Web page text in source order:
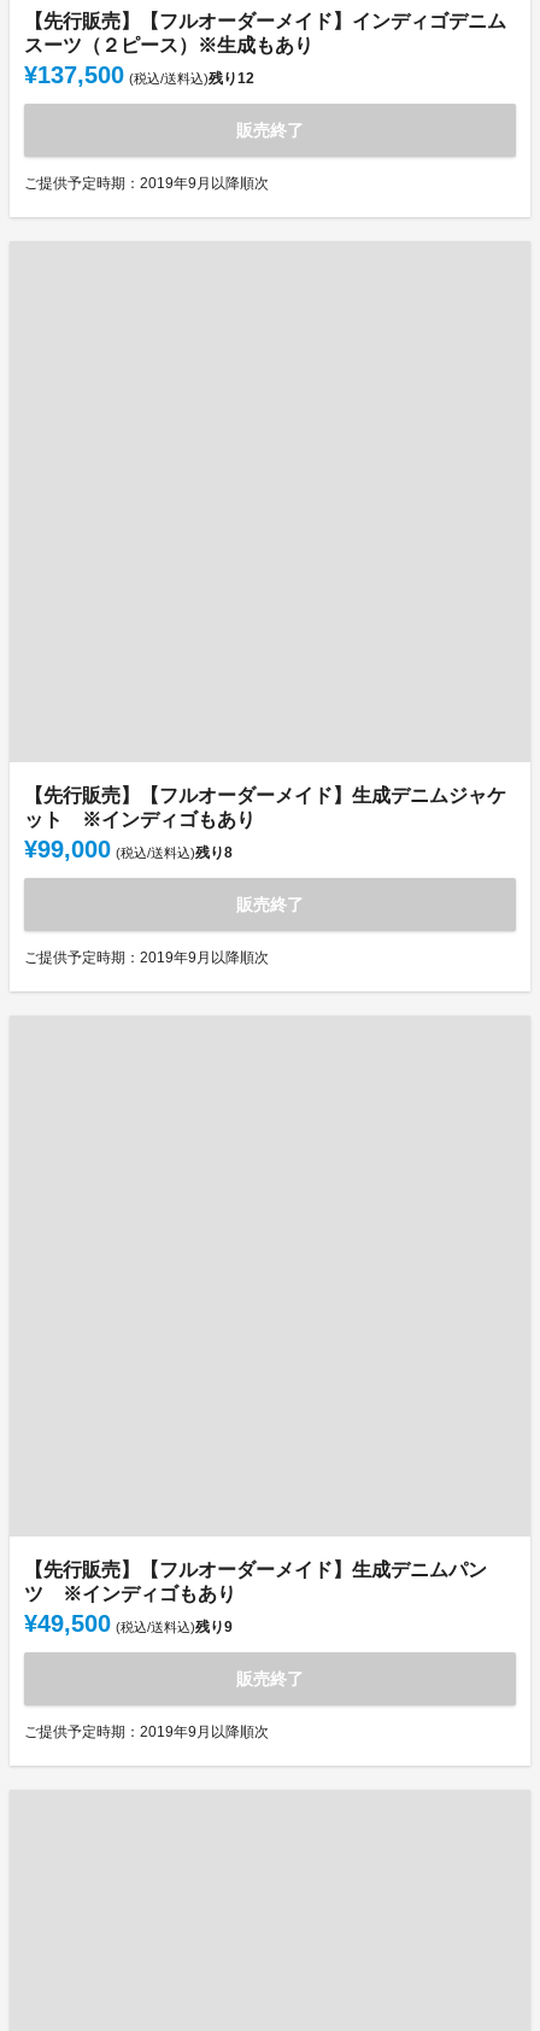
【先行販売】【フルオーダーメイド】インディゴデニム
スーツ（２ピース）※生成もあり
¥137,500 (税込/送料込)残り12
販売終了
ご提供予定時期：2019年9月以降順次
【先行販売】【フルオーダーメイド】生成デニムジャケ
ット ※インディゴもあり
¥99,000 (税込/送料込)残り8
販売終了
ご提供予定時期：2019年9月以降順次
【先行販売】【フルオーダーメイド】生成デニムパン
ツ ※インディゴもあり
¥49,500 (税込/送料込)残り9
販売終了
ご提供予定時期：2019年9月以降順次